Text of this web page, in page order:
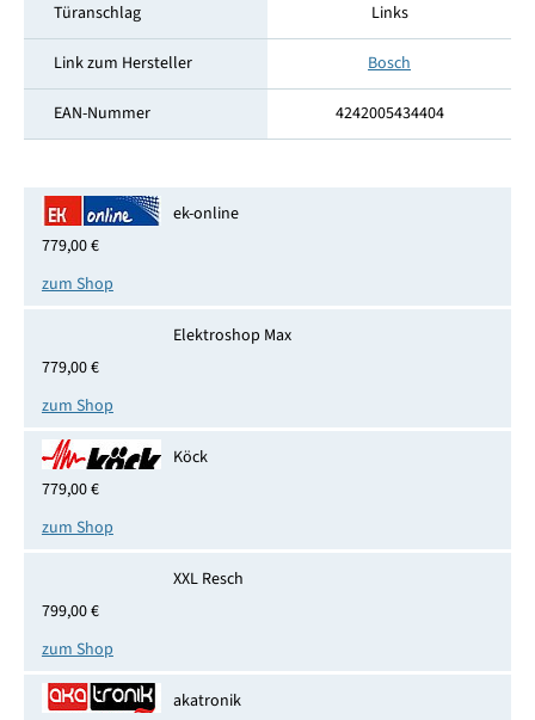
Türanschlag Links
Link zum Hersteller Bosch
EAN-Nummer 4242005434404
ek-online
779,00 €
zum Shop
Elektroshop Max
779,00 €
zum Shop
Köck
779,00 €
zum Shop
XXL Resch
799,00 €
zum Shop
akatronik